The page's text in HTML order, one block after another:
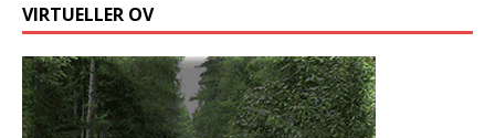
VIRTUELLER OV